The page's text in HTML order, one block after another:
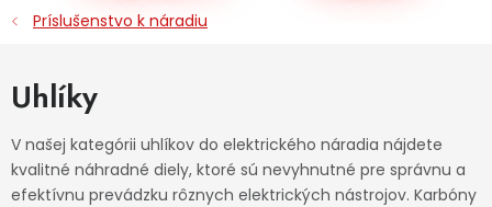
Slevoakce
Záhrada
Príslušenstvo k náradiu
Uhlíky
V našej kategórii uhlíkov do elektrického náradia nájdete
kvalitné náhradné diely, ktoré sú nevyhnutné pre správnu a
efektívnu prevádzku rôznych elektrických nástrojov. Karbóny